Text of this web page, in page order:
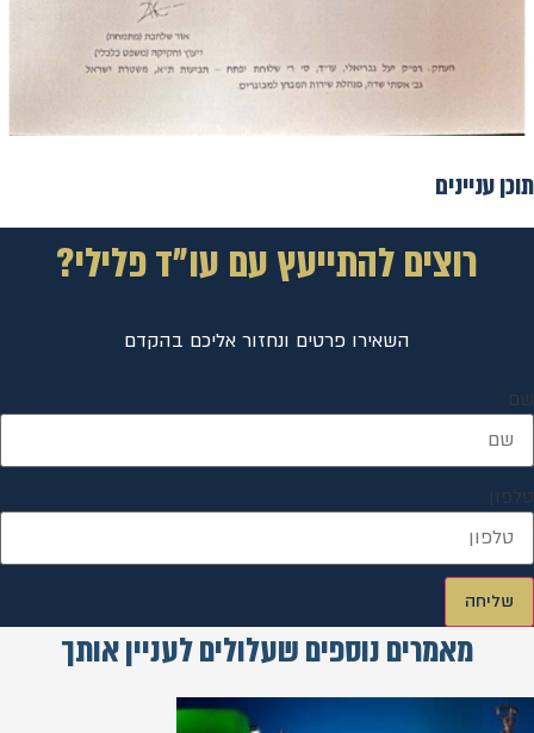
תוכן עניינים
רוצים להתייעץ עם עו"ד פלילי?
השאירו פרטים ונחזור אליכם בהקדם
שם
טלפון
שליחה
מאמרים נוספים שעלולים לעניין אותך